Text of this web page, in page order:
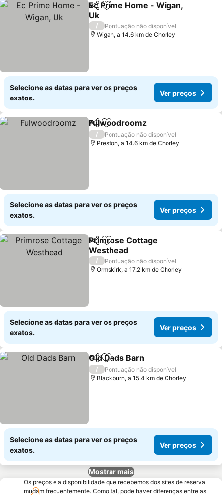
PartilharAdicionar aos favoritos
Ec Prime Home - Wigan,
Uk
Ver preços
/
Pontuação não disponível
Wigan, a 14.6 km de Chorley
Selecione as datas para ver os preços
exatos.
Ver preços
PartilharAdicionar aos favoritos
Fulwoodroomz
/
Pontuação não disponível
Preston, a 14.6 km de Chorley
Selecione as datas para ver os preços
exatos.
Ver preços
PartilharAdicionar aos favoritos
Primrose Cottage
Westhead
Ver preços
/
Pontuação não disponível
Ormskirk, a 17.2 km de Chorley
Selecione as datas para ver os preços
exatos.
Ver preços
PartilharAdicionar aos favoritos
Old Dads Barn
/
Pontuação não disponível
Blackburn, a 15.4 km de Chorley
Selecione as datas para ver os preços
exatos.
Ver preços
Mostrar mais
Os preços e a disponibilidade que recebemos dos sites de reserva
mudam frequentemente. Como tal, pode haver diferenças entre as